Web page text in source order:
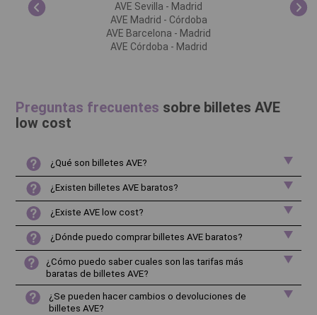
AVE Sevilla - Madrid
AVE Madrid - Córdoba
AVE Barcelona - Madrid
AVE Córdoba - Madrid
Preguntas frecuentes sobre billetes AVE
low cost
¿Qué son billetes AVE?
¿Existen billetes AVE baratos?
¿Existe AVE low cost?
¿Dónde puedo comprar billetes AVE baratos?
¿Cómo puedo saber cuales son las tarifas más
baratas de billetes AVE?
¿Se pueden hacer cambios o devoluciones de
billetes AVE?